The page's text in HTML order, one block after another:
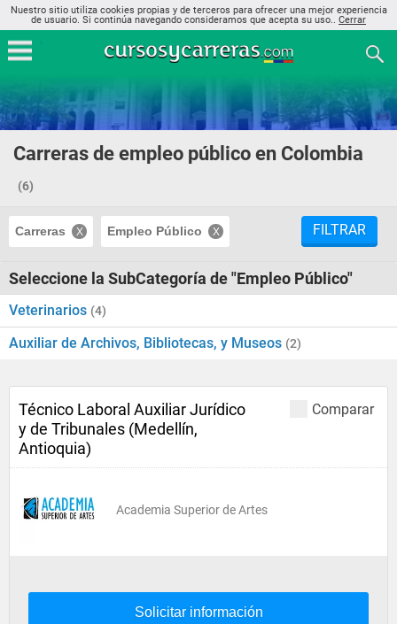
Nuestro sitio utiliza cookies propias y de terceros para ofrecer una mejor experiencia
de usuario. Si continúa navegando consideramos que acepta su uso.. Cerrar
Carreras de empleo público en Colombia
(6)
Carreras Empleo Público FILTRAR
Seleccione la SubCategoría de "Empleo Público"
Veterinarios (4)
Auxiliar de Archivos, Bibliotecas, y Museos (2)
Comparar
Técnico Laboral Auxiliar Jurídico
y de Tribunales (Medellín,
Antioquia)
Academia Superior de Artes
Solicitar información